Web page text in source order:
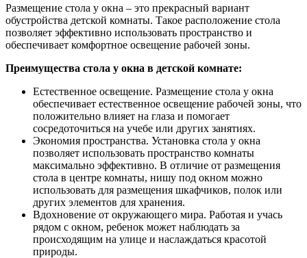
Размещение стола у окна – это прекрасный вариант
обустройства детской комнаты. Такое расположение стола
позволяет эффективно использовать пространство и
обеспечивает комфортное освещение рабочей зоны.
Преимущества стола у окна в детской комнате:
Естественное освещение. Размещение стола у окна
обеспечивает естественное освещение рабочей зоны, что
положительно влияет на глаза и помогает
сосредоточиться на учебе или других занятиях.
Экономия пространства. Установка стола у окна
позволяет использовать пространство комнаты
максимально эффективно. В отличие от размещения
стола в центре комнаты, нишу под окном можно
использовать для размещения шкафчиков, полок или
других элементов для хранения.
Вдохновение от окружающего мира. Работая и учась
рядом с окном, ребенок может наблюдать за
происходящим на улице и наслаждаться красотой
природы.